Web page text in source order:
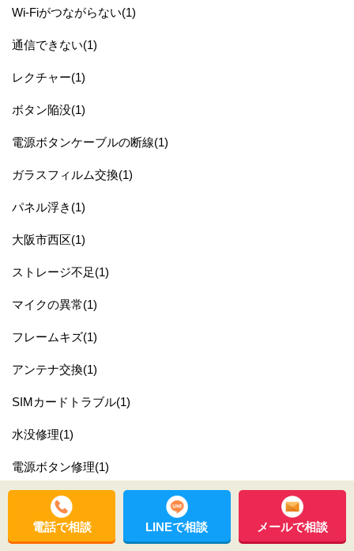
Wi-Fiがつながらない(1)
通信できない(1)
レクチャー(1)
ボタン陥没(1)
電源ボタンケーブルの断線(1)
ガラスフィルム交換(1)
パネル浮き(1)
大阪市西区(1)
ストレージ不足(1)
マイクの異常(1)
フレームキズ(1)
アンテナ交換(1)
SIMカードトラブル(1)
水没修理(1)
電源ボタン修理(1)
リアカメラガラス割れ修理(1)
フレーム曲がり(1)
電話で相談 LINEで相談 メールで相談